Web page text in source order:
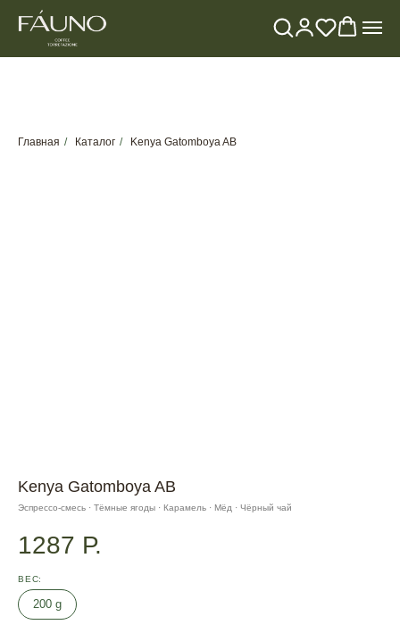
Главная / Каталог / Kenya Gatomboya AB
Kenya Gatomboya AB
Эспрессо-смесь · Тёмные ягоды · Карамель · Мёд · Чёрный чай
1287 Р.
ВЕС
200 g